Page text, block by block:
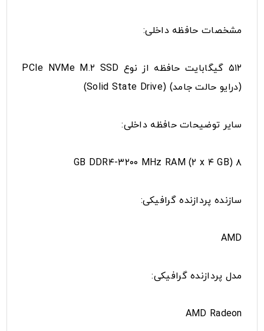
مشخصات حافظه داخلی:
۵۱۲ گیگابایت حافظه از نوع PCIe NVMe M.۲ SSD
(درایو حالت جامد) (Solid State Drive)
سایر توضیحات حافظه داخلی:
۸ GB DDR۴-۳۲۰۰ MHz RAM (۲ x ۴ GB)
سازنده پردازنده گرافیکی:
AMD
مدل پردازنده گرافیکی:
AMD Radeon